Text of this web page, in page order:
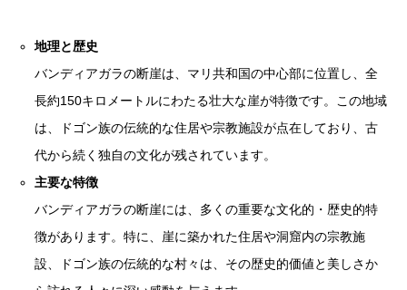
地理と歴史
バンディアガラの断崖は、マリ共和国の中心部に位置し、全
長約150キロメートルにわたる壮大な崖が特徴です。この地域
は、ドゴン族の伝統的な住居や宗教施設が点在しており、古
代から続く独自の文化が残されています。
主要な特徴
バンディアガラの断崖には、多くの重要な文化的・歴史的特
徴があります。特に、崖に築かれた住居や洞窟内の宗教施
設、ドゴン族の伝統的な村々は、その歴史的価値と美しさか